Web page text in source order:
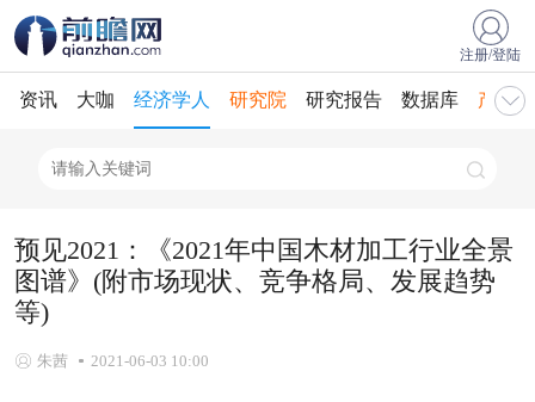
注册/登陆
资讯 大咖 经济学人 研究院 研究报告 数据库 产业
预见2021：《2021年中国木材加工行业全景
图谱》(附市场现状、竞争格局、发展趋势
等)
朱茜 2021-06-03 10:00